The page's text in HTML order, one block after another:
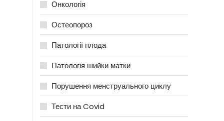
Онкологія
Остеопороз
Патології плода
Патологія шийки матки
Порушення менструального циклу
Тести на Covid